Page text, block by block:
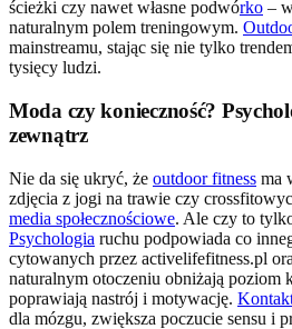
ścieżki czy nawet własne podwórko –
naturalnym polem treningowym.
mainstreamu, stając się nie tylko
tysięcy ludzi.
Moda czy konieczność?
zewnątrz
Nie da się ukryć, że outdoor fitness ma
zdjęcia z jogi na trawie czy
media społecznościowe. Ale czy to
Psychologia ruchu podpowiada co
cytowanych przez activelifefitness.pl
naturalnym otoczeniu obniżają poziom
poprawiają nastrój i motywację.
dla mózgu, zwiększa poczucie sensu i